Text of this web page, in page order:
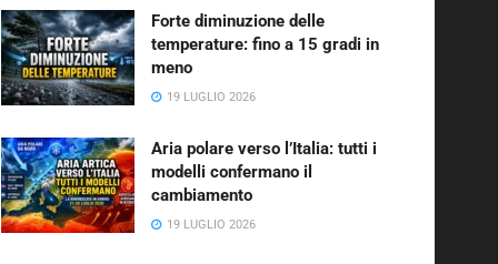
Forte diminuzione delle
temperature: fino a 15 gradi in
meno
19 LUGLIO 2026
Aria polare verso l’Italia: tutti i
modelli confermano il
cambiamento
19 LUGLIO 2026